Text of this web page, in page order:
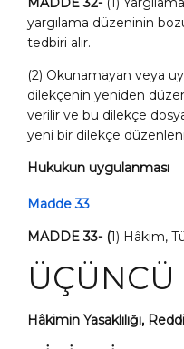
yargılama düzeninin
tedbiri alır.
(2) Okunamayan veya
dilekçenin yeniden
verilir ve bu dilekçe
yeni bir dilekçe
Hukukun uygulanması
Madde 33
MADDE 33- (1) Hâkim,
Hâkimin Yasaklılığı,